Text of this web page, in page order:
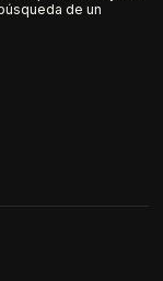
de un